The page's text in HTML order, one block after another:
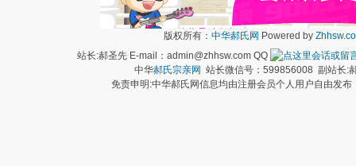
版权所有： 中华郝氏网 Powered by
站长:郝圣先 E-mail：admin@zhhsw.com QQ
中华郝氏宗亲网 站长微信号：599856008 副站长:
免责申明:中华郝氏网信息均由注册会员个人用户自由发